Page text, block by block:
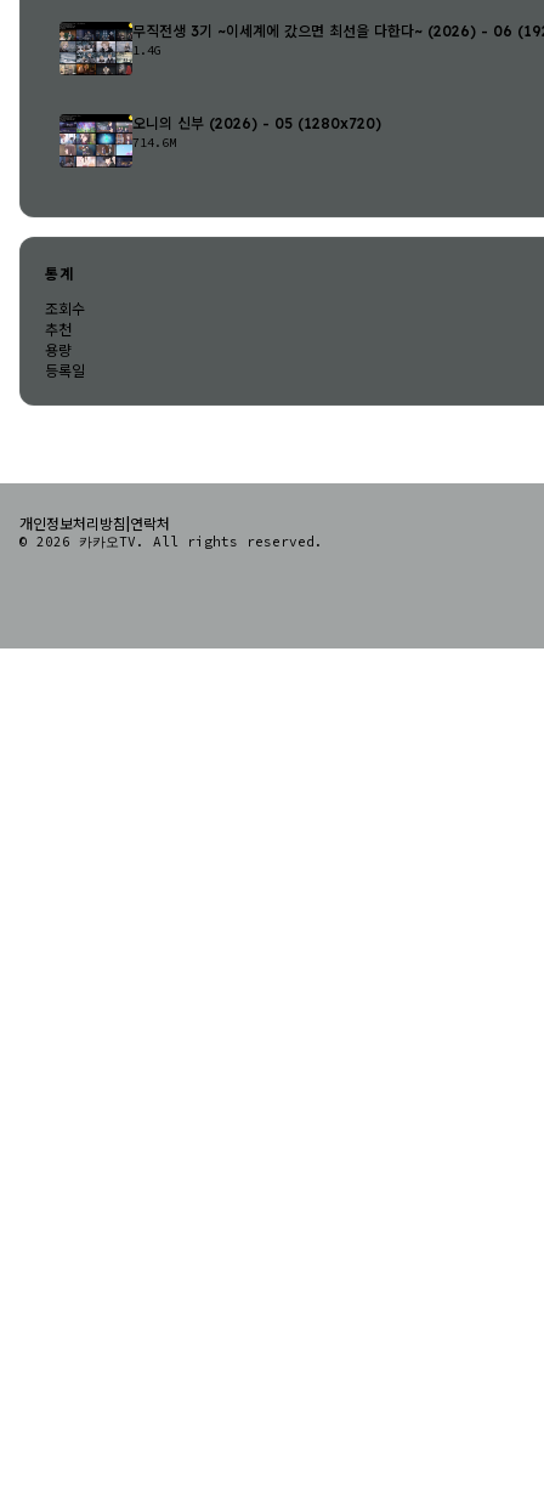
무직전생 3기 ~이세계에 갔으면 최선을 다한다~ (2026) - 06
1.4G
오니의 신부 (2026) - 05 (1280x720)
714.6M
통계
조회수
추천
용량
등록일
개인정보처리방침|연락처
© 2026 카카오TV. All rights reserved.